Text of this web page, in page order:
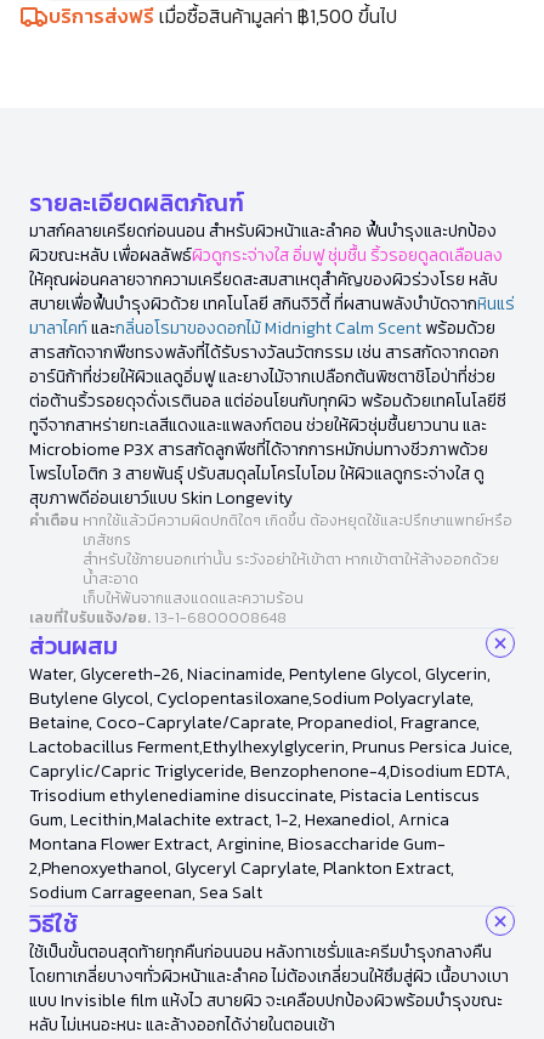
บริการส่งฟรีเมื่อซื้อสินค้ามูลค่า ฿1,500 ขึ้นไป
รายละเอียดผลิตภัณฑ์
มาสก์คลายเครียดก่อนนอน สำหรับผิวหน้าและลำคอ ฟื้นบำรุงและปกป้อง
ผิวขณะหลับ เพื่อผลลัพธ์ผิวดูกระจ่างใส อิ่มฟู ชุ่มชื้น ริ้วรอยดูลดเลือนลง
ให้คุณผ่อนคลายจากความเครียดสะสมสาเหตุสำคัญของผิวร่วงโรย หลับ
สบายเพื่อฟื้นบำรุงผิวด้วย เทคโนโลยี สกินจิวิตี้ ที่ผสานพลังบำบัดจากหินแร่
มาลาไคท์และกลิ่นอโรมาของดอกไม้ Midnight Calm Scentพร้อมด้วย
สารสกัดจากพืชทรงพลังที่ได้รับรางวัลนวัตกรรม เช่น สารสกัดจากดอก
อาร์นิก้าที่ช่วยให้ผิวแลดูอิ่มฟู และยางไม้จากเปลือกต้นพิซตาชิโอป่าที่ช่วย
ต่อต้านริ้วรอยดุจดั่งเรตินอล แต่อ่อนโยนกับทุกผิว พร้อมด้วยเทคโนโลยีซี
ทูจีจากสาหร่ายทะเลสีแดงและแพลงก์ตอน ช่วยให้ผิวชุ่มชื้นยาวนาน และ
Microbiome P3X สารสกัดลูกพีชที่ได้จากการหมักบ่มทางชีวภาพด้วย
โพรไบโอติก 3 สายพันธุ์ ปรับสมดุลไมโครไบโอม ให้ผิวแลดูกระจ่างใส ดู
สุขภาพดีอ่อนเยาว์แบบ Skin Longevity
คำเตือน หากใช้แล้วมีความผิดปกติใดๆ เกิดขึ้น ต้องหยุดใช้และปรึกษาแพทย์หรือ
เภสัชกร
สำหรับใช้ภายนอกเท่านั้น ระวังอย่าให้เข้าตา หากเข้าตาให้ล้างออกด้วย
น้ำสะอาด
เก็บให้พ้นจากแสงแดดและความร้อน
เลขที่ใบรับแจ้ง/อย. 13-1-6800008648
ส่วนผสม
Water, Glycereth-26, Niacinamide, Pentylene Glycol, Glycerin,
Butylene Glycol, Cyclopentasiloxane,Sodium Polyacrylate,
Betaine, Coco-Caprylate/Caprate, Propanediol, Fragrance,
Lactobacillus Ferment,Ethylhexylglycerin, Prunus Persica Juice,
Caprylic/Capric Triglyceride, Benzophenone-4,Disodium EDTA,
Trisodium ethylenediamine disuccinate, Pistacia Lentiscus
Gum, Lecithin,Malachite extract, 1-2, Hexanediol, Arnica
Montana Flower Extract, Arginine, Biosaccharide Gum-
2,Phenoxyethanol, Glyceryl Caprylate, Plankton Extract,
Sodium Carrageenan, Sea Salt
วิธีใช้
ใช้เป็นขั้นตอนสุดท้ายทุกคืนก่อนนอน หลังทาเซรั่มและครีมบำรุงกลางคืน
โดยทาเกลี่ยบางๆทั่วผิวหน้าและลำคอ ไม่ต้องเกลี่ยวนให้ซึมสู่ผิว เนื้อบางเบา
แบบ Invisible film แห้งไว สบายผิว จะเคลือบปกป้องผิวพร้อมบำรุงขณะ
หลับ ไม่เหนอะหนะ และล้างออกได้ง่ายในตอนเช้า